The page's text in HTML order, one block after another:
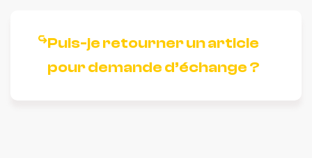
Puis-je retourner un article
pour demande d’échange ?